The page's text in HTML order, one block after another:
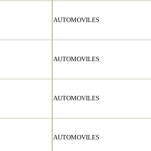
AUTOMOVILES
AUTOMOVILES
AUTOMOVILES
AUTOMOVILES